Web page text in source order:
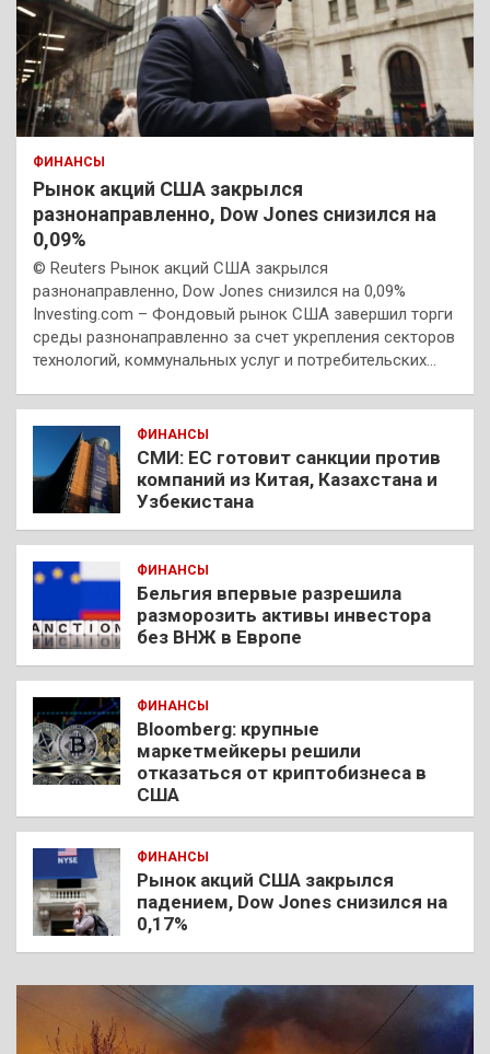
ФИНАНСЫ
Рынок акций США закрылся
разнонаправленно, Dow Jones снизился на
0,09%
© Reuters Рынок акций США закрылся
разнонаправленно, Dow Jones снизился на 0,09%
Investing.com – Фондовый рынок США завершил торги
среды разнонаправленно за счет укрепления секторов
технологий, коммунальных услуг и потребительских…
ФИНАНСЫ
СМИ: ЕС готовит санкции против
компаний из Китая, Казахстана и
Узбекистана
ФИНАНСЫ
Бельгия впервые разрешила
разморозить активы инвестора
без ВНЖ в Европе
ФИНАНСЫ
Bloomberg: крупные
маркетмейкеры решили
отказаться от криптобизнеса в
США
ФИНАНСЫ
Рынок акций США закрылся
падением, Dow Jones снизился на
0,17%